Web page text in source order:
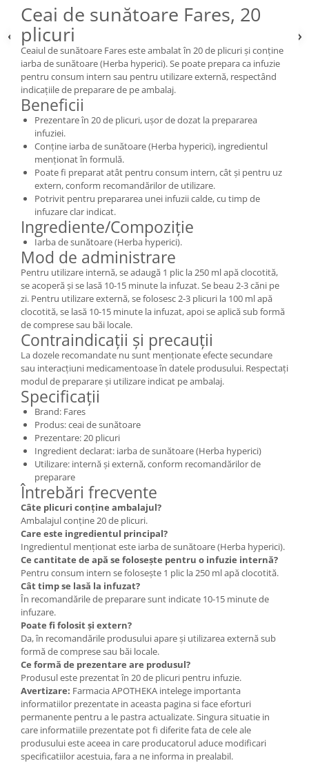
Ceai de sunătoare Fares, 20
plicuri
Ceaiul de sunătoare Fares este ambalat în 20 de plicuri și conține
iarba de sunătoare (Herba hyperici). Se poate prepara ca infuzie
pentru consum intern sau pentru utilizare externă, respectând
indicațiile de preparare de pe ambalaj.
Beneficii
Prezentare în 20 de plicuri, ușor de dozat la prepararea
infuziei.
Conține iarba de sunătoare (Herba hyperici), ingredientul
menționat în formulă.
Poate fi preparat atât pentru consum intern, cât și pentru uz
extern, conform recomandărilor de utilizare.
Potrivit pentru prepararea unei infuzii calde, cu timp de
infuzare clar indicat.
Ingrediente/Compoziție
Iarba de sunătoare (Herba hyperici).
Mod de administrare
Pentru utilizare internă, se adaugă 1 plic la 250 ml apă clocotită,
se acoperă și se lasă 10-15 minute la infuzat. Se beau 2-3 căni pe
zi. Pentru utilizare externă, se folosesc 2-3 plicuri la 100 ml apă
clocotită, se lasă 10-15 minute la infuzat, apoi se aplică sub formă
de comprese sau băi locale.
Contraindicații și precauții
La dozele recomandate nu sunt menționate efecte secundare
sau interacțiuni medicamentoase în datele produsului. Respectați
modul de preparare și utilizare indicat pe ambalaj.
Specificații
Brand: Fares
Produs: ceai de sunătoare
Prezentare: 20 plicuri
Ingredient declarat: iarba de sunătoare (Herba hyperici)
Utilizare: internă și externă, conform recomandărilor de
preparare
Întrebări frecvente
Câte plicuri conține ambalajul?
Ambalajul conține 20 de plicuri.
Care este ingredientul principal?
Ingredientul menționat este iarba de sunătoare (Herba hyperici).
Ce cantitate de apă se folosește pentru o infuzie internă?
Pentru consum intern se folosește 1 plic la 250 ml apă clocotită.
Cât timp se lasă la infuzat?
În recomandările de preparare sunt indicate 10-15 minute de
infuzare.
Poate fi folosit și extern?
Da, în recomandările produsului apare și utilizarea externă sub
formă de comprese sau băi locale.
Ce formă de prezentare are produsul?
Produsul este prezentat în 20 de plicuri pentru infuzie.
Avertizare: Farmacia APOTHEKA intelege importanta
informatiilor prezentate in aceasta pagina si face eforturi
permanente pentru a le pastra actualizate. Singura situatie in
care informatiile prezentate pot fi diferite fata de cele ale
produsului este aceea in care producatorul aduce modificari
specificatiilor acestuia, fara a ne informa in prealabil.